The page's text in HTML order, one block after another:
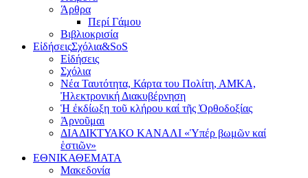
Άρθρα
Περί Γάμου
Βιβλιοκρισία
ΕἰδήσειςΣχόλια&SoS
Εἰδήσεις
Σχόλια
Νέα Ταυτότητα, Κάρτα του Πολίτη, ΑΜΚΑ,
Ἠλεκτρονική Διακυβέρνηση
Ἡ ἐκδίωξη τοῦ κλήρου καί τῆς Ὀρθοδοξίας
Ἀρνοῦμαι
ΔΙΑΔΙΚΤΥΑΚΟ ΚΑΝΑΛΙ «Ὑπέρ βωμῶν καί
ἑστιῶν»
ΕΘΝΙΚΑΘΕΜΑΤΑ
Μακεδονία